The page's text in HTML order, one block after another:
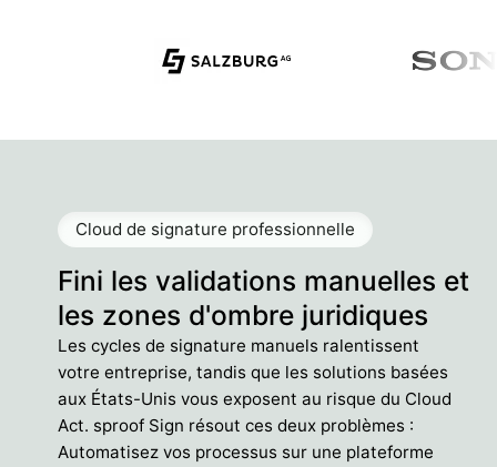
Fini les validations manuelles et
les zones d'ombre juridiques
Cloud de signature professionnelle
Les cycles de signature manuels ralentissent
votre entreprise, tandis que les solutions basées
aux États-Unis vous exposent au risque du Cloud
Act. sproof Sign résout ces deux problèmes :
Automatisez vos processus sur une plateforme